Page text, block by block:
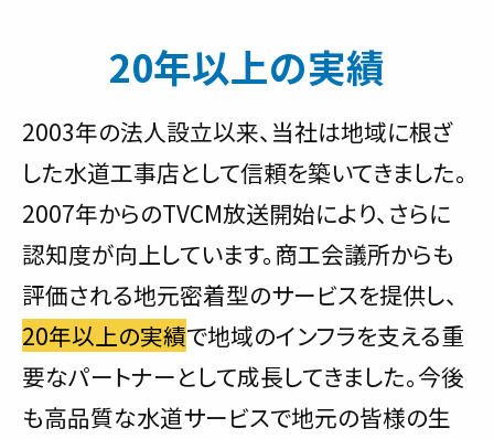
20年以上の実績
2003年の法人設立以来、当社は地域に根ざ
した水道工事店として信頼を築いてきました。
2007年からのTVCM放送開始により、さらに
認知度が向上しています。商工会議所からも
評価される地元密着型のサービスを提供し、
20年以上の実績で地域のインフラを支える重
要なパートナーとして成長してきました。今後
も高品質な水道サービスで地元の皆様の生